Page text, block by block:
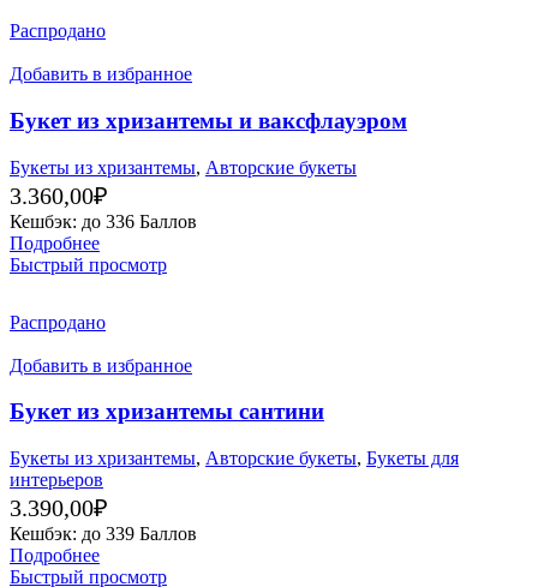
Распродано
Добавить в избранное
Букет из хризантемы и ваксфлауэром
Букеты из хризантемы, Авторские букеты
3.360,00₽
Кешбэк: до 336 Баллов
Подробнее
Быстрый просмотр
Распродано
Добавить в избранное
Букет из хризантемы сантини
Букеты из хризантемы, Авторские букеты, Букеты для
интерьеров
3.390,00₽
Кешбэк: до 339 Баллов
Подробнее
Быстрый просмотр